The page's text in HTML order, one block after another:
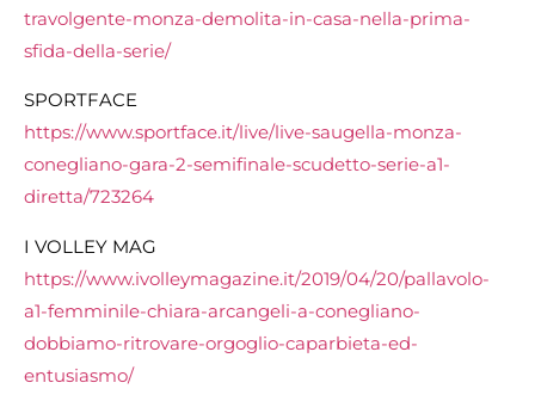
travolgente-monza-demolita-in-casa-nella-prima-
sfida-della-serie/
SPORTFACE
https://www.sportface.it/live/live-saugella-monza-
conegliano-gara-2-semifinale-scudetto-serie-a1-
diretta/723264
I VOLLEY MAG
https://www.ivolleymagazine.it/2019/04/20/pallavolo-
a1-femminile-chiara-arcangeli-a-conegliano-
dobbiamo-ritrovare-orgoglio-caparbieta-ed-
entusiasmo/